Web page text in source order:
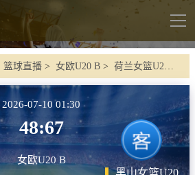
导
篮球直播 > 女欧U20 B > 荷兰女篮U20 VS 黑山女篮U20
2026-07-10 01:30
48:67
女欧U20 B
黑山女篮U20